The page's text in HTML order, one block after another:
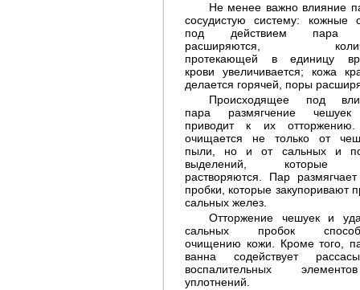
Не менее важно влияние
сосудистую систему: кожные
под действием пара
расширяются,
протекающей в единицу
крови увеличивается; кожа
делается горячей, поры
Происходящее под
пара размягчение
приводит к их
очищается не только от
пыли, но и от сальных и
выделений, которые
растворяются. Пар
пробки, которые закупоривают
сальных желез.
Отторжение чешуек и
сальных пробок
очищению кожи. Кроме того,
ванна содействует
воспалительных
уплотнений.